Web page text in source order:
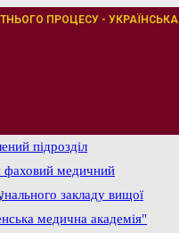
ПРОЦЕСУ - УКРАЇНСЬКА